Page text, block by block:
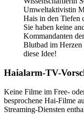
Umweltaktivistin
Hais in den Tiefen
Sie haben keine
Kommandanten
Blutbad im Herzen
diese Idee!
Haialarm-TV-
Keine Filme im Free-
besprochene Hai-Filme
Streaming-Diensten